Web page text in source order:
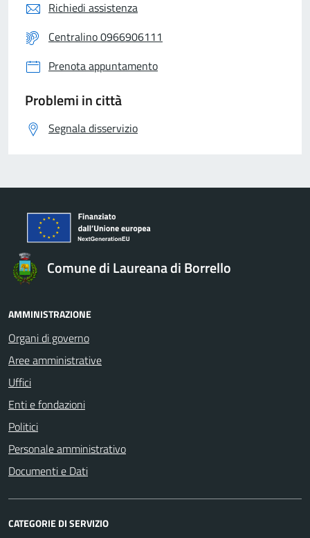
Richiedi assistenza
Centralino 0966906111
Prenota appuntamento
Problemi in città
Segnala disservizio
Comune di Laureana di Borrello
AMMINISTRAZIONE
Organi di governo
Aree amministrative
Uffici
Enti e fondazioni
Politici
Personale amministrativo
Documenti e Dati
CATEGORIE DI SERVIZIO